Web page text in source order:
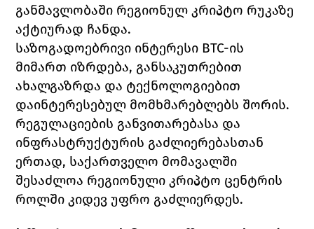
განმავლობაში რეგიონულ კრიპტო რუკაზე
აქტიურად ჩანდა.
საზოგადოებრივი ინტერესი BTC-ის
მიმართ იზრდება, განსაკუთრებით
ახალგაზრდა და ტექნოლოგიებით
დაინტერესებულ მომხმარებლებს შორის.
რეგულაციების განვითარებასა და
ინფრასტრუქტურის გაძლიერებასთან
ერთად, საქართველო მომავალში
შესაძლოა რეგიონული კრიპტო ცენტრის
როლში კიდევ უფრო გაძლიერდეს.